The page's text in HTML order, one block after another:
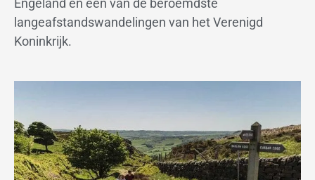
Engeland én een van de beroemdste
langeafstandswandelingen van het Verenigd
Koninkrijk.